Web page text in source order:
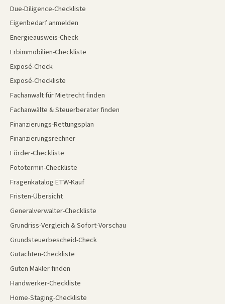
Due-Diligence-Checkliste
Eigenbedarf anmelden
Energieausweis-Check
Erbimmobilien-Checkliste
Exposé-Check
Exposé-Checkliste
Fachanwalt für Mietrecht finden
Fachanwälte & Steuerberater finden
Finanzierungs-Rettungsplan
Finanzierungsrechner
Förder-Checkliste
Fototermin-Checkliste
Fragenkatalog ETW-Kauf
Fristen-Übersicht
Generalverwalter-Checkliste
Grundriss-Vergleich & Sofort-Vorschau
Grundsteuerbescheid-Check
Gutachten-Checkliste
Guten Makler finden
Handwerker-Checkliste
Home-Staging-Checkliste